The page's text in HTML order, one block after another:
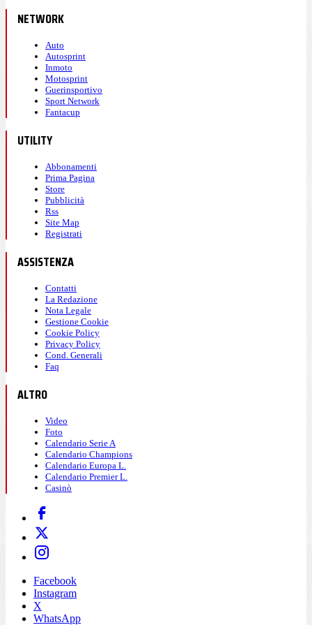
NETWORK
Auto
Autosprint
Inmoto
Motosprint
Guerinsportivo
Sport Network
Fantacup
UTILITY
Abbonamenti
Prima Pagina
Store
Pubblicità
Rss
Site Map
Registrati
ASSISTENZA
Contatti
La Redazione
Nota Legale
Gestione Cookie
Cookie Policy
Privacy Policy
Cond. Generali
Faq
ALTRO
Video
Foto
Calendario Serie A
Calendario Champions
Calendario Europa L.
Calendario Premier L.
Casinò
Facebook
Instagram
X
WhatsApp